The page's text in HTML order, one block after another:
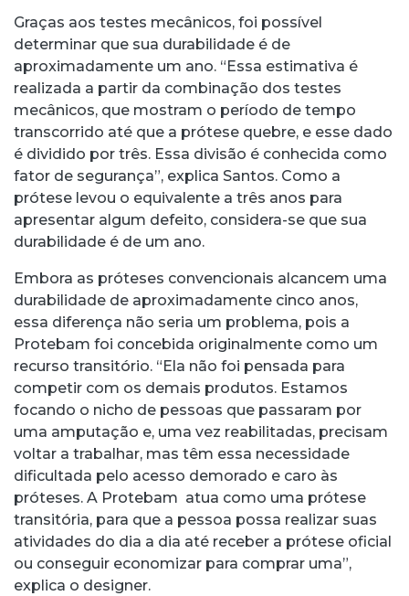
Graças aos testes mecânicos, foi possível
determinar que sua durabilidade é de
aproximadamente um ano. “Essa estimativa é
realizada a partir da combinação dos testes
mecânicos, que mostram o período de tempo
transcorrido até que a prótese quebre, e esse dado
é dividido por três. Essa divisão é conhecida como
fator de segurança”, explica Santos. Como a
prótese levou o equivalente a três anos para
apresentar algum defeito, considera-se que sua
durabilidade é de um ano.
Embora as próteses convencionais alcancem uma
durabilidade de aproximadamente cinco anos,
essa diferença não seria um problema, pois a
Protebam foi concebida originalmente como um
recurso transitório. “Ela não foi pensada para
competir com os demais produtos. Estamos
focando o nicho de pessoas que passaram por
uma amputação e, uma vez reabilitadas, precisam
voltar a trabalhar, mas têm essa necessidade
dificultada pelo acesso demorado e caro às
próteses. A Protebam atua como uma prótese
transitória, para que a pessoa possa realizar suas
atividades do dia a dia até receber a prótese oficial
ou conseguir economizar para comprar uma”,
explica o designer.